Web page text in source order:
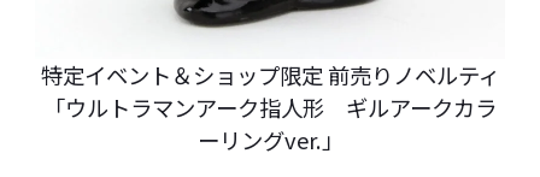
特定イベント＆ショップ限定 前売りノベルティ
「ウルトラマンアーク指人形 ギルアークカラ
ーリングver.」